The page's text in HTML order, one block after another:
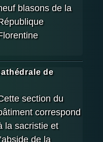
blasons de la
de
section du
correspond
la sacristie et
de la